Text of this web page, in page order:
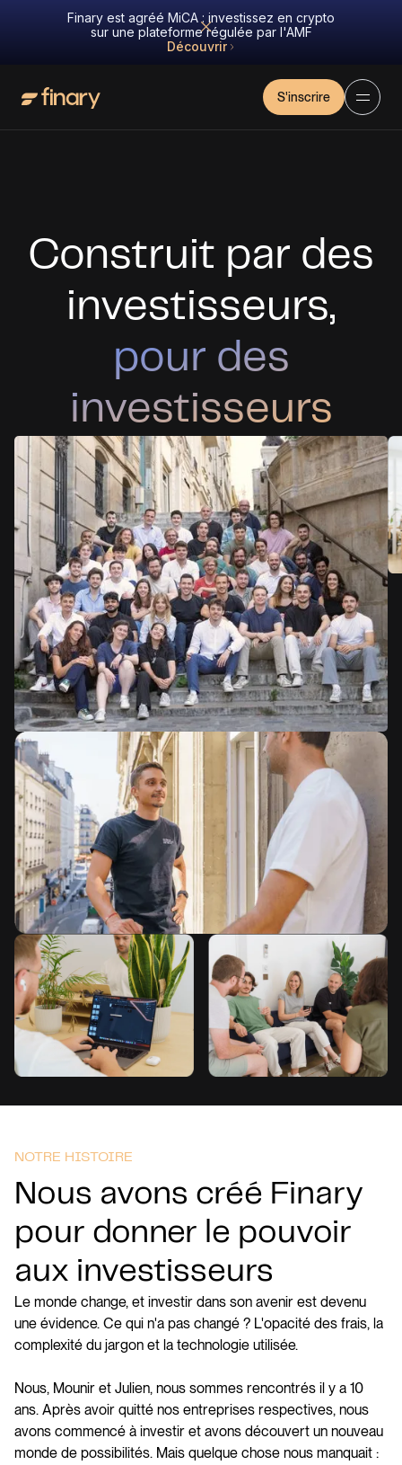
Finary est agréé MiCA : investissez en crypto
sur une plateforme régulée par l'AMF
Découvrir
S'inscrire
Construit par des
investisseurs,
pour des
investisseurs
NOTRE HISTOIRE
Nous avons créé Finary
pour donner le pouvoir
aux investisseurs
Le monde change, et investir dans son avenir est devenu
une évidence. Ce qui n'a pas changé ? L'opacité des frais, la
complexité du jargon et la technologie utilisée.
Nous, Mounir et Julien, nous sommes rencontrés il y a 10
ans. Après avoir quitté nos entreprises respectives, nous
avons commencé à investir et avons découvert un nouveau
monde de possibilités. Mais quelque chose nous manquait :